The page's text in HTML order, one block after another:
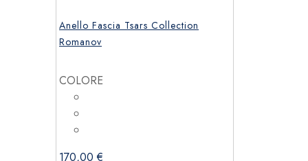
Anello Fascia Tsars Collection
Romanov
COLORE
170,00€